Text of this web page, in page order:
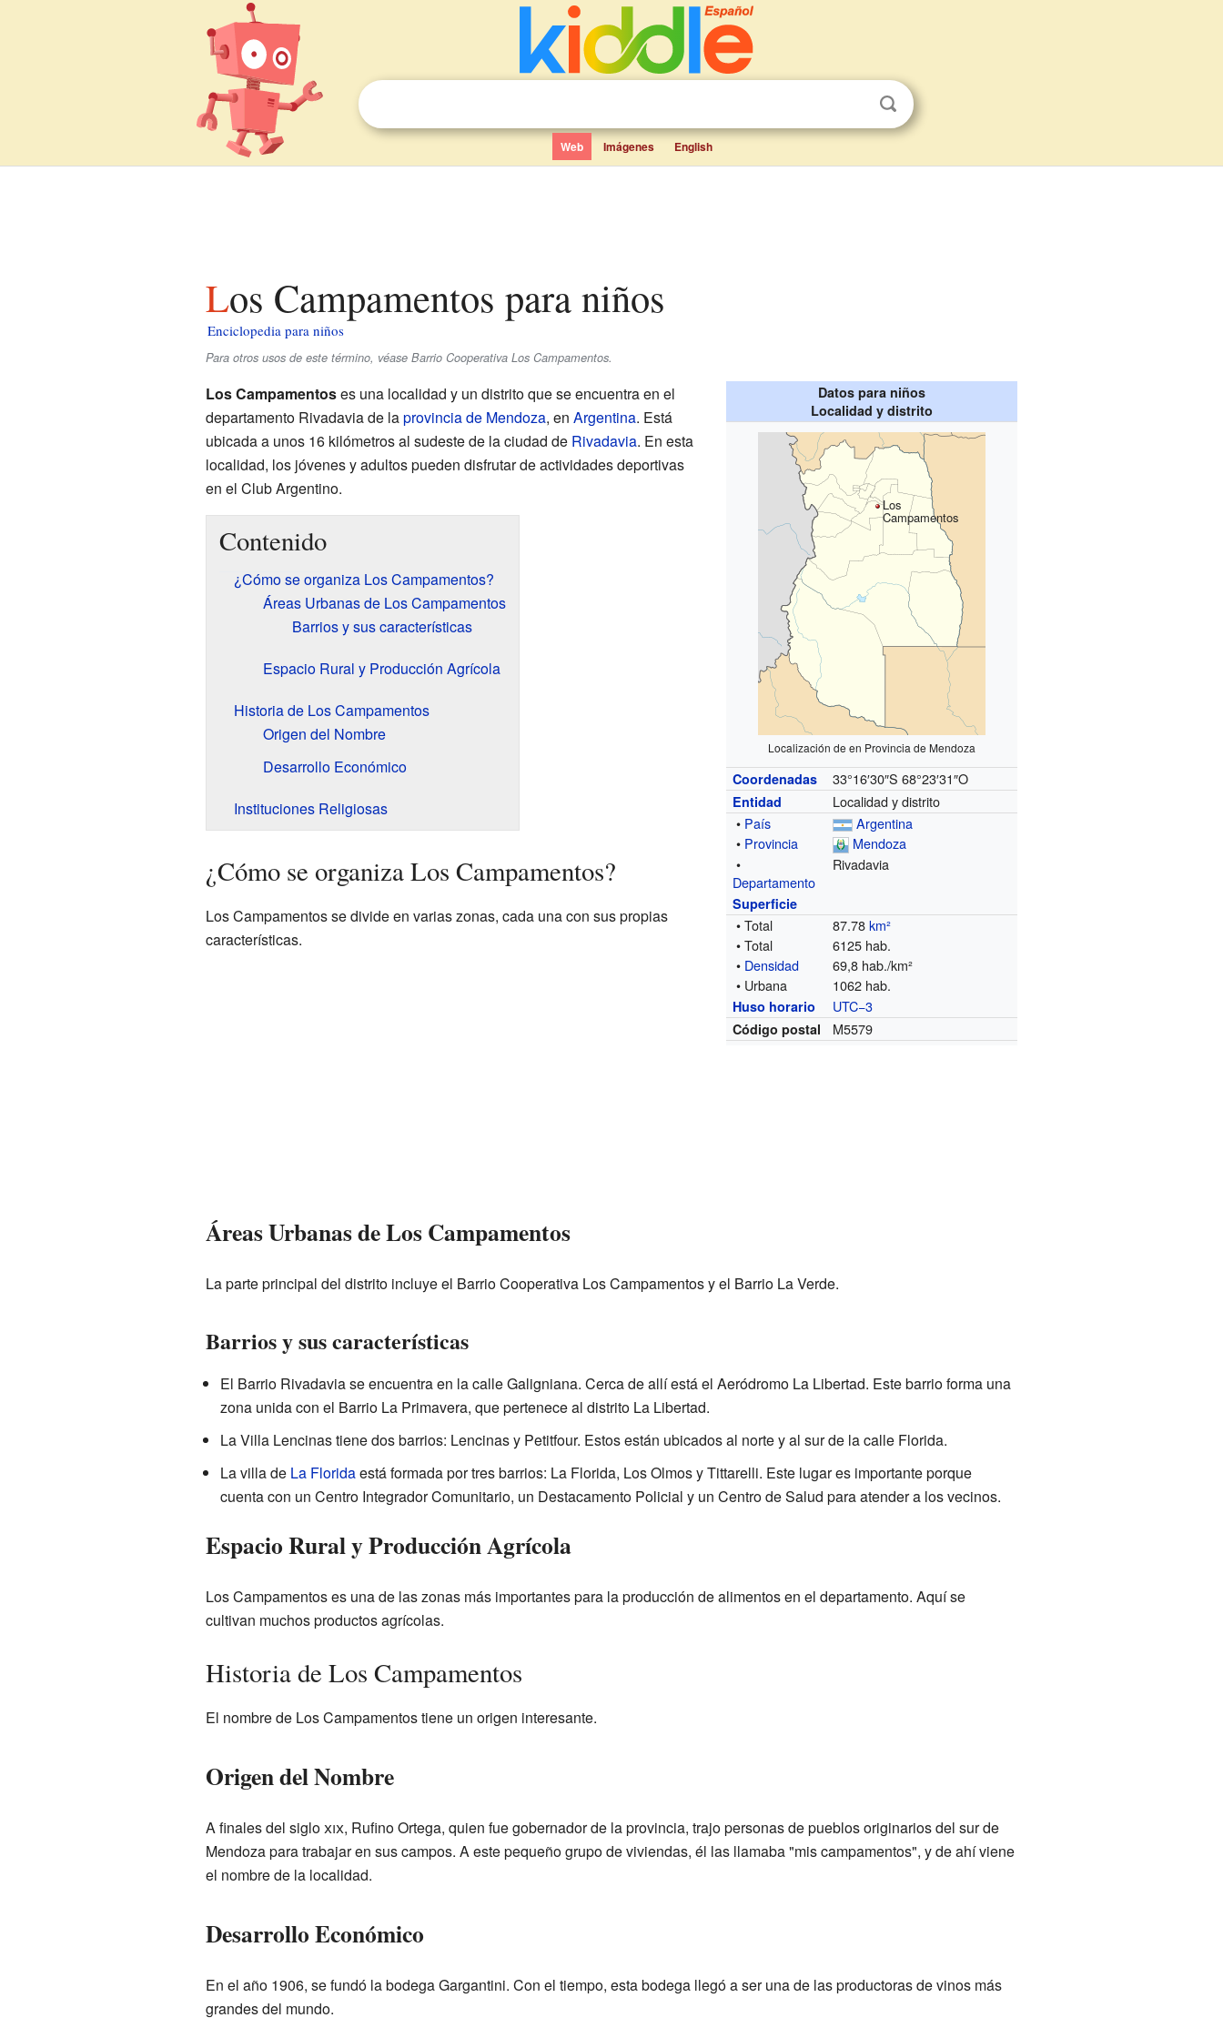
Web Imágenes English
Los Campamentos para niños
Enciclopedia para niños
Para otros usos de este término, véase Barrio Cooperativa Los Campamentos.
Datos para niños
Localidad y distrito
Los
Campamentos
Localización de en Provincia de Mendoza
Coordenadas 33°16′30″S 68°23′31″O
Entidad
Localidad y distrito
• País
Argentina
• Provincia
Mendoza
•
Departamento
Rivadavia
Superficie
• Total 87.78km²
• Total
6125 hab.
• Densidad
69,8 hab./km²
• Urbana
1062 hab.
Huso horario UTC−3
Código postal M5579
Los Campamentoses una localidad y un distrito que se encuentra en el
departamento Rivadavia de laprovincia de Mendoza, en Argentina. Está
ubicada a unos 16 kilómetros al sudeste de la ciudad de Rivadavia. En esta
localidad, los jóvenes y adultos pueden disfrutar de actividades deportivas
en el Club Argentino.
Contenido
¿Cómo se organiza Los Campamentos?
Áreas Urbanas de Los Campamentos
Barrios y sus características
Espacio Rural y Producción Agrícola
Historia de Los Campamentos
Origen del Nombre
Desarrollo Económico
Instituciones Religiosas
¿Cómo se organiza Los Campamentos?
Los Campamentos se divide en varias zonas, cada una con sus propias
características.
Áreas Urbanas de Los Campamentos
La parte principal del distrito incluye el Barrio Cooperativa Los Campamentos y el Barrio La Verde.
Barrios y sus características
El Barrio Rivadavia se encuentra en la calle Galigniana. Cerca de allí está el Aeródromo La Libertad. Este barrio forma una
zona unida con el Barrio La Primavera, que pertenece al distrito La Libertad.
La Villa Lencinas tiene dos barrios: Lencinas y Petitfour. Estos están ubicados al norte y al sur de la calle Florida.
La villa de La Floridaestá formada por tres barrios: La Florida, Los Olmos y Tittarelli. Este lugar es importante porque
cuenta con un Centro Integrador Comunitario, un Destacamento Policial y un Centro de Salud para atender a los vecinos.
Espacio Rural y Producción Agrícola
Los Campamentos es una de las zonas más importantes para la producción de alimentos en el departamento. Aquí se
cultivan muchos productos agrícolas.
Historia de Los Campamentos
El nombre de Los Campamentos tiene un origen interesante.
Origen del Nombre
A finales del sigloxix, Rufino Ortega, quien fue gobernador de la provincia, trajo personas de pueblos originarios del sur de
Mendoza para trabajar en sus campos. A este pequeño grupo de viviendas, él las llamaba "mis campamentos", y de ahí viene
el nombre de la localidad.
Desarrollo Económico
En el año 1906, se fundó la bodega Gargantini. Con el tiempo, esta bodega llegó a ser una de las productoras de vinos más
grandes del mundo.